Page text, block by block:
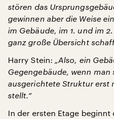
stören das
gewinnen aber die Weise
im Gebäude, im 1. und im
ganz große Übersicht
Harry Stein: „Also, ein
Gegengebäude, wenn man
ausgerichtete Struktur erst
stellt.“
In der ersten Etage beginnt